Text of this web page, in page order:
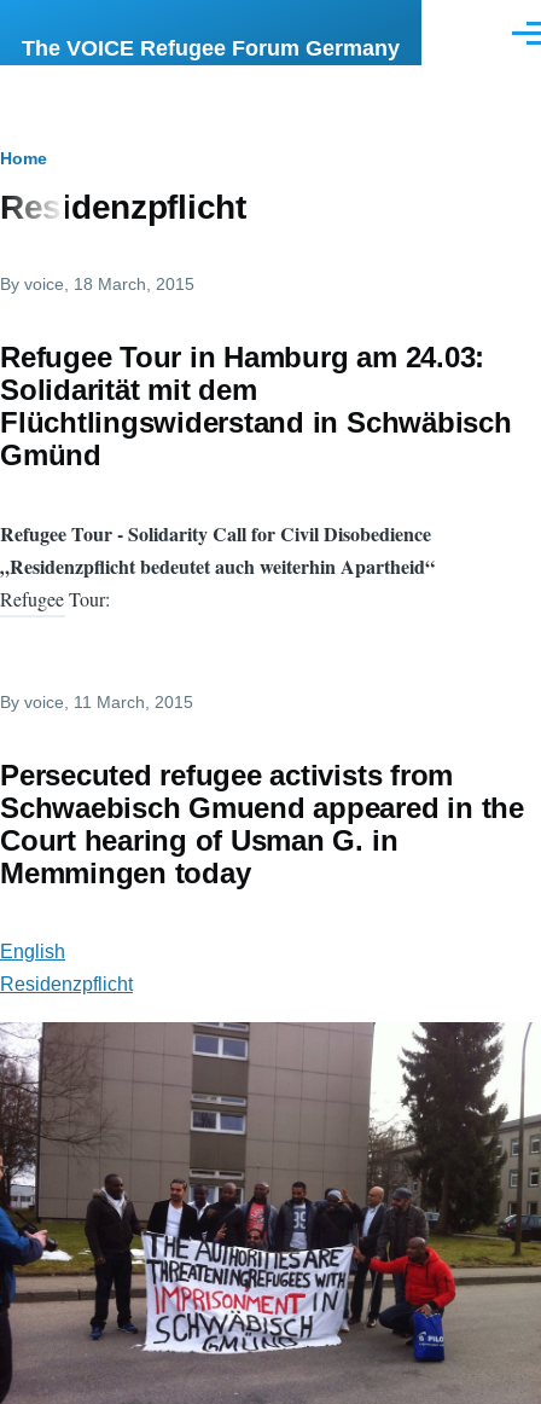
The VOICE Refugee Forum Germany
Breadcrumb
Home
Residenzpflicht
By voice , 18 March, 2015
Refugee Tour in Hamburg am 24.03:
Solidarität mit dem
Flüchtlingswiderstand in Schwäbisch
Gmünd
Refugee Tour - Solidarity Call for Civil Disobedience
„Residenzpflicht bedeutet auch weiterhin Apartheid“
Refugee Tour:
By voice , 11 March, 2015
Persecuted refugee activists from
Schwaebisch Gmuend appeared in the
Court hearing of Usman G. in
Memmingen today
English
Residenzpflicht